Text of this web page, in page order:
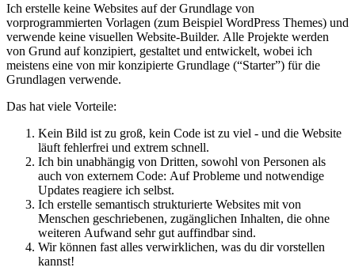
Ich erstelle keine Websites auf der Grundlage von
vorprogrammierten Vorlagen (zum Beispiel WordPress Themes) und
verwende keine visuellen Website-Builder. Alle Projekte werden
von Grund auf konzipiert, gestaltet und entwickelt, wobei ich
meistens eine von mir konzipierte Grundlage (“Starter”) für die
Grundlagen verwende.
Das hat viele Vorteile:
Kein Bild ist zu groß, kein Code ist zu viel - und die Website
läuft fehlerfrei und extrem schnell.
Ich bin unabhängig von Dritten, sowohl von Personen als
auch von externem Code: Auf Probleme und notwendige
Updates reagiere ich selbst.
Ich erstelle semantisch strukturierte Websites mit von
Menschen geschriebenen, zugänglichen Inhalten, die ohne
weiteren Aufwand sehr gut auffindbar sind.
Wir können fast alles verwirklichen, was du dir vorstellen
kannst!